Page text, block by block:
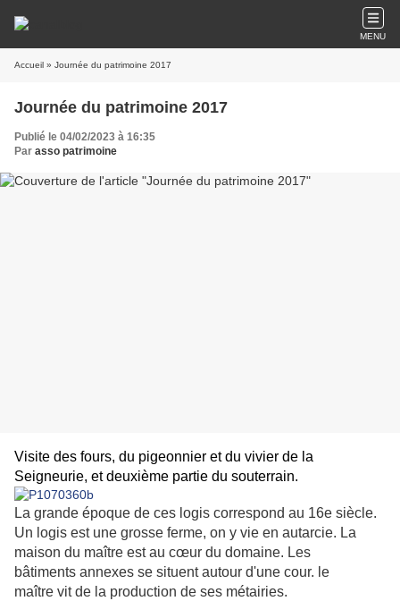
MENU
Accueil » Journée du patrimoine 2017
Journée du patrimoine 2017
Publié le 04/02/2023 à 16:35
Par asso patrimoine
Visite des fours, du pigeonnier et du vivier de la
Seigneurie, et deuxième partie du souterrain.
La grande époque de ces logis correspond au 16e siècle.
Un logis est une grosse ferme, on y vie en autarcie. La
maison du maître est au cœur du domaine. Les
bâtiments annexes se situent autour d'une cour. le
maître vit de la production de ses métairies.